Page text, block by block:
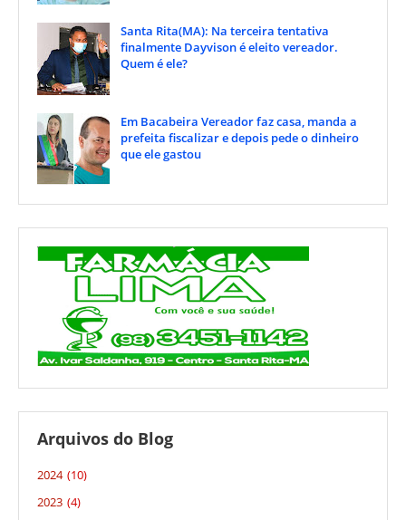
Santa Rita(MA): Na terceira tentativa
finalmente Dayvison é eleito vereador.
Quem é ele?
Em Bacabeira Vereador faz casa, manda a
prefeita fiscalizar e depois pede o dinheiro
que ele gastou
Arquivos do Blog
2024 (10)
2023 (4)